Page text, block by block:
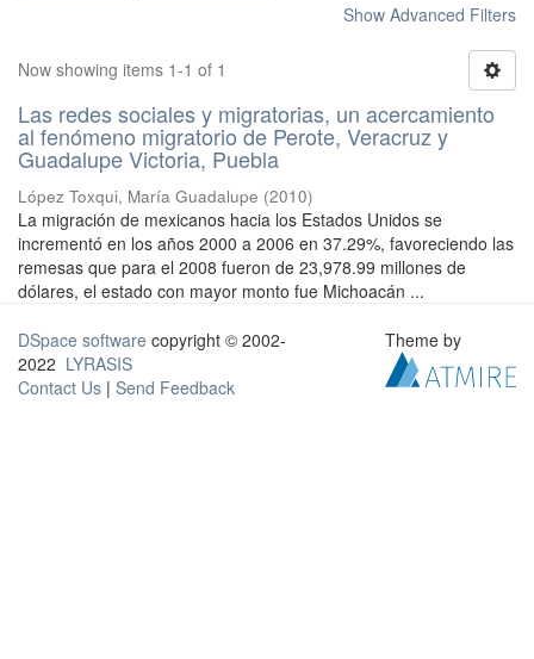
Show Advanced Filters
Now showing items 1-1 of 1
Las redes sociales y migratorias, un acercamiento
al fenómeno migratorio de Perote, Veracruz y
Guadalupe Victoria, Puebla
López Toxqui, María Guadalupe (2010)
La migración de mexicanos hacia los Estados Unidos se
incrementó en los años 2000 a 2006 en 37.29%, favoreciendo las
remesas que para el 2008 fueron de 23,978.99 millones de
dólares, el estado con mayor monto fue Michoacán ...
DSpace software copyright © 2002-
2022 LYRASIS
Contact Us | Send Feedback
Theme by